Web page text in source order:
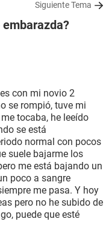
Siguiente Tema
con mi novio 2
se rompió, tuve mi
tocaba, he leeído
se está
normal con pocos
suele bajarme los
me está bajando un
poco a sangre
me pasa. Y hoy
pero no he subido de
puede que esté